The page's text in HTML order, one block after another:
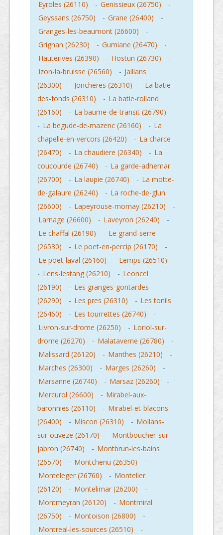
Eyroles (26110) - Genissieux (26750)
-
Geyssans (26750)
- Grane (26400)
-
Granges-les-beaumont (26600)
-
Grignan (26230)
- Gumiane (26470)
-
Hauterives (26390)
- Hostun (26730)
-
Izon-la-bruisse (26560)
- Jaillans
(26300)
- Joncheres (26310) - La batie-
des-fonds (26310)
- La batie-rolland
(26160)
- La baume-de-transit (26790)
- La begude-de-mazenc (26160) - La
chapelle-en-vercors (26420)
- La charce
(26470)
- La chaudiere (26340) - La
coucourde (26740)
- La garde-adhemar
(26700)
- La laupie (26740) - La motte-
de-galaure (26240)
- La roche-de-glun
(26600)
- Lapeyrouse-mornay (26210)
-
Larnage (26600)
- Laveyron (26240)
-
Le chaffal (26190)
- Le grand-serre
(26530)
- Le poet-en-percip (26170)
-
Le poet-laval (26160)
- Lemps (26510)
- Lens-lestang (26210) - Leoncel
(26190)
- Les granges-gontardes
(26290)
- Les pres (26310) - Les tonils
(26460)
- Les tourrettes (26740)
-
Livron-sur-drome (26250)
- Loriol-sur-
drome (26270)
- Malataverne (26780)
-
Malissard (26120)
- Manthes (26210)
-
Marches (26300)
- Marges (26260)
-
Marsanne (26740)
- Marsaz (26260)
-
Mercurol (26600)
- Mirabel-aux-
baronnies (26110)
- Mirabel-et-blacons
(26400)
- Miscon (26310) - Mollans-
sur-ouveze (26170)
- Montboucher-sur-
jabron (26740)
- Montbrun-les-bains
(26570)
- Montchenu (26350)
-
Monteleger (26760)
- Montelier
(26120)
- Montelimar (26200)
-
Montmeyran (26120)
- Montmiral
(26750)
- Montoison (26800)
-
Montreal-les-sources (26510)
-